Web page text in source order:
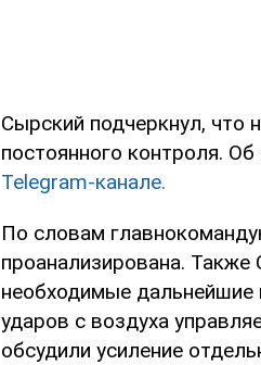
Сырский подчеркнул, что
постоянного контроля.
Telegram-канале.
По словам
проанализирована.
необходимые
ударов с воздуха
обсудили усиление